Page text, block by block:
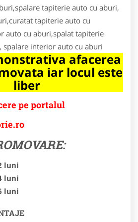
tapiterie auto cu aburi,
tapiterie auto cu
auto cu aburi,spalat tapiterie
spalare interior auto cu aburi
afacerea
iar locul este
liber
pe portalul
luni
luni
luni